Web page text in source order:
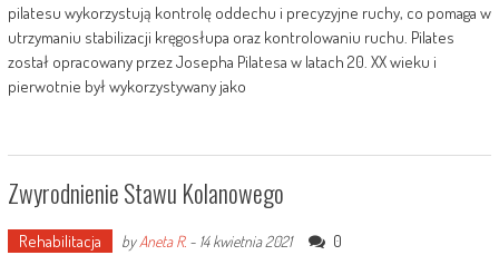
pilatesu wykorzystują kontrolę oddechu i precyzyjne ruchy, co pomaga w
utrzymaniu stabilizacji kręgosłupa oraz kontrolowaniu ruchu. Pilates
został opracowany przez Josepha Pilatesa w latach 20. XX wieku i
pierwotnie był wykorzystywany jako
Zwyrodnienie Stawu Kolanowego
Rehabilitacja byAneta R.- 14 kwietnia 2021 0